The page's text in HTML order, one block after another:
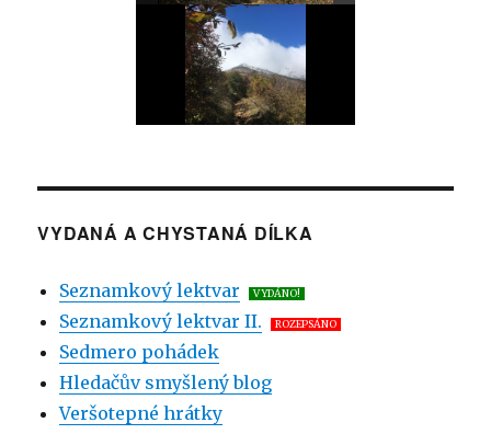
VYDANÁ A CHYSTANÁ DÍLKA
Seznamkový lektvar VYDÁNO!
Seznamkový lektvar II. ROZEPSÁNO
Sedmero pohádek
Hledačův smyšlený blog
Veršotepné hrátky